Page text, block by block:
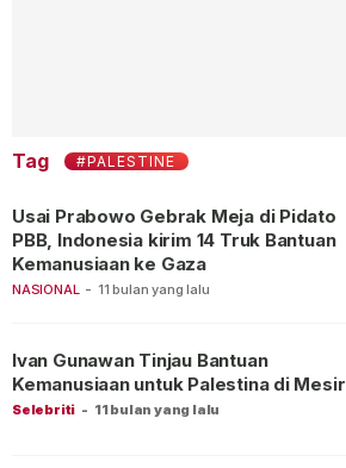
Tag #PALESTINE
NASIONAL - 11 bulan yang lalu
Usai Prabowo Gebrak Meja di Pidato
PBB, Indonesia kirim 14 Truk Bantuan
Kemanusiaan ke Gaza
Selebriti - 11 bulan yang lalu
Ivan Gunawan Tinjau Bantuan
Kemanusiaan untuk Palestina di Mesir